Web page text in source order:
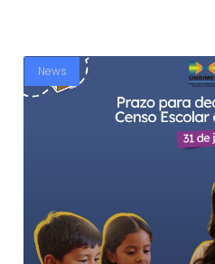
News